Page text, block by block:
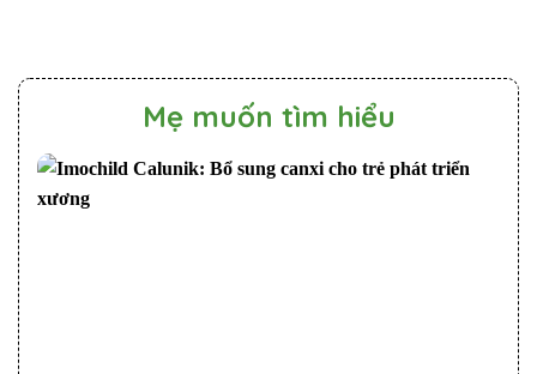
Mẹ muốn tìm hiểu